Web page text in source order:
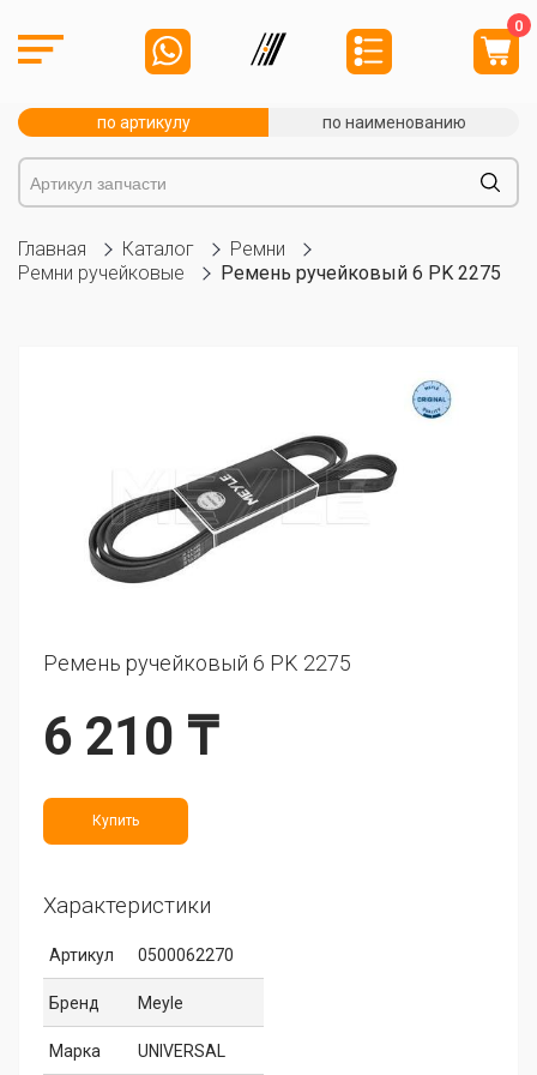
0
по артикулу по наименованию
Главная Каталог
Ремни
Ремни ручейковые
Ремень ручейковый 6 PK 2275
Ремень ручейковый 6 PK 2275
6 210 ₸
Купить
Характеристики
Артикул 0500062270
Бренд Meyle
Марка UNIVERSAL